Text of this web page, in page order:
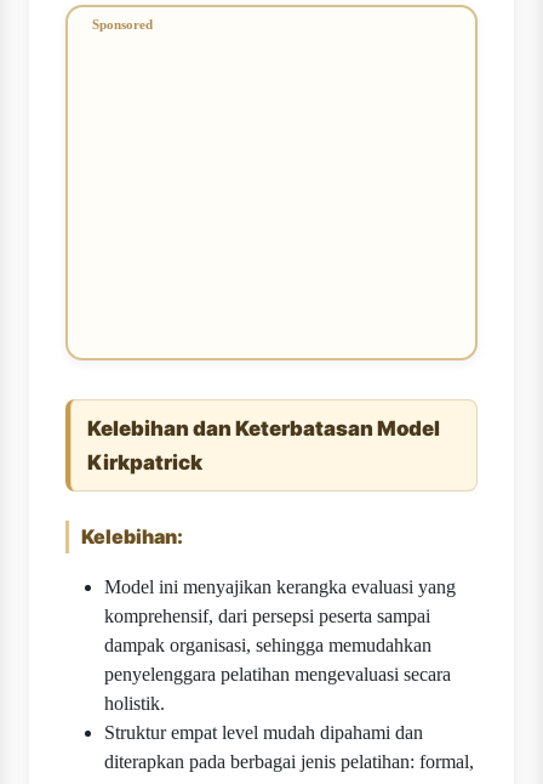
Kelebihan dan Keterbatasan Model
Kirkpatrick
Kelebihan:
Model ini menyajikan kerangka evaluasi yang
komprehensif, dari persepsi peserta sampai
dampak organisasi, sehingga memudahkan
penyelenggara pelatihan mengevaluasi secara
holistik.
Struktur empat level mudah dipahami dan
diterapkan pada berbagai jenis pelatihan: formal,